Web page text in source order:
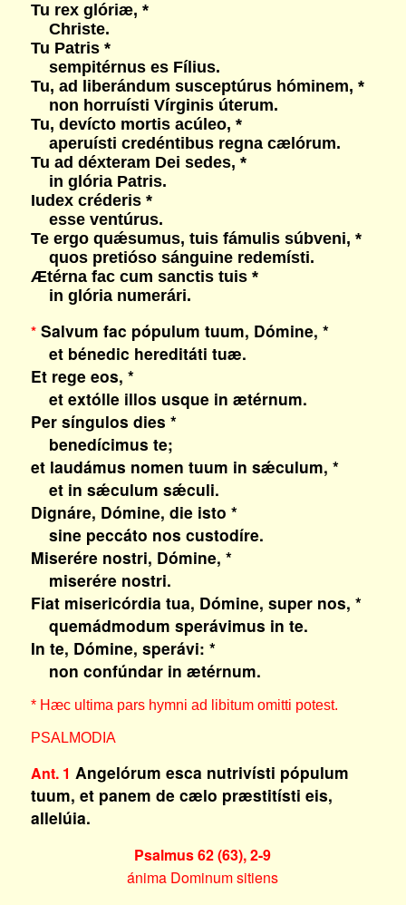
Tu rex glóriæ, *
Christe.
Tu Patris *
sempitérnus es Fílius.
Tu, ad liberándum susceptúrus hóminem, *
non horruísti Vírginis úterum.
Tu, devícto mortis acúleo, *
aperuísti credéntibus regna cælórum.
Tu ad déxteram Dei sedes, *
in glória Patris.
Iudex créderis *
esse ventúrus.
Te ergo quǽsumus, tuis fámulis súbveni, *
quos pretióso sánguine redemísti.
Ætérna fac cum sanctis tuis *
in glória numerári.
*Salvum fac pópulum tuum, Dómine, *
et bénedic hereditáti tuæ.
Et rege eos, *
et extólle illos usque in ætérnum.
Per síngulos dies *
benedícimus te;
et laudámus nomen tuum in sǽculum, *
et in sǽculum sǽculi.
Dignáre, Dómine, die isto *
sine peccáto nos custodíre.
Miserére nostri, Dómine, *
miserére nostri.
Fiat misericórdia tua, Dómine, super nos, *
quemádmodum sperávimus in te.
In te, Dómine, sperávi: *
non confúndar in ætérnum.
* Hæc ultima pars hymni ad libitum omitti potest.
PSALMODIA
Ant. 1 Angelórum esca nutrivísti pópulum
tuum, et panem de cælo præstitísti eis,
allelúia.
Psalmus 62 (63), 2-9
ánima Dominum sitiens